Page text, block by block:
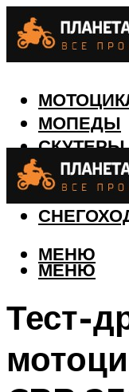
МОПЕДЫ
СКУТЕРЫ
ЛОДКИ
МЕНЮ
МЕНЮ
Тест-